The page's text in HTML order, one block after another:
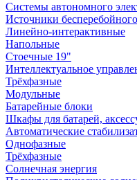
Системы автономного
Источники
Линейно-интерактивные
Напольные
Стоечные 19"
Интеллектуальное
Трёхфазные
Модульные
Батарейные блоки
Шкафы для батарей,
Автоматические
Однофазные
Трёхфазные
Солнечная энергия